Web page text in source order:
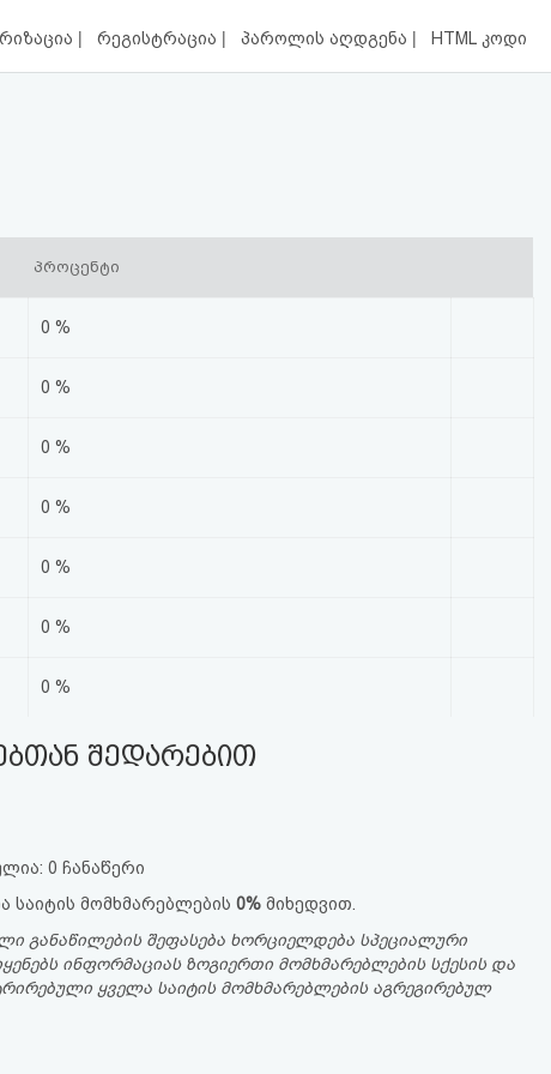
| რეგისტრაცია | პაროლის აღდგენა | HTML კოდი
პროცენტი
0 %
0 %
0 %
0 %
0 %
0 %
0 %
შედარებით
0 ჩანაწერი
საიტის მომხმარებლების 0% მიხედვით.
განაწილების შეფასება ხორციელდება სპეციალური
ინფორმაციას ზოგიერთი მომხმარებლების სქესის და
ყველა საიტის მომხმარებლების აგრეგირებულ